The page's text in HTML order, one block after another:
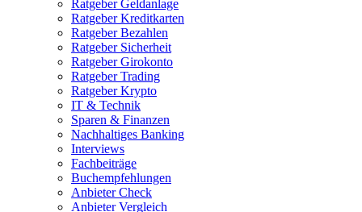
Ratgeber Geldanlage
Ratgeber Kreditkarten
Ratgeber Bezahlen
Ratgeber Sicherheit
Ratgeber Girokonto
Ratgeber Trading
Ratgeber Krypto
IT & Technik
Sparen & Finanzen
Nachhaltiges Banking
Interviews
Fachbeiträge
Buchempfehlungen
Anbieter Check
Anbieter Vergleich